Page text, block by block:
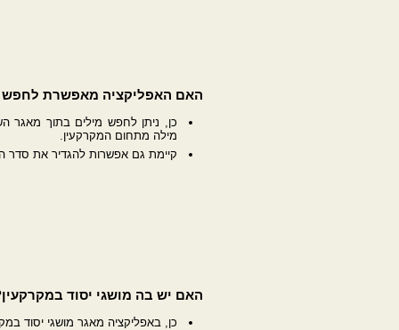
האם האפליקציה מאפשרת לחפש
כן, ניתן לחפש מילים בתוך מאגר
מילה מתחום המקרקעין.
קיימת גם אפשרות להגדיר את סדר
האם יש בה מושגי יסוד
כן, באפליקציה מאגר מושגי יסוד